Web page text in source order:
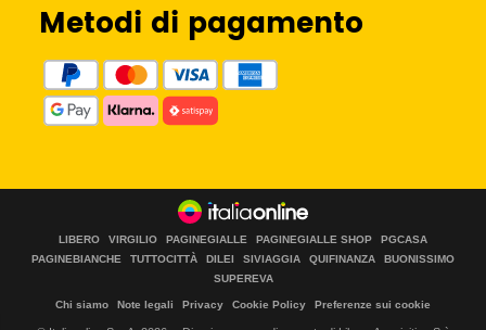
Metodi di pagamento
LIBERO VIRGILIO PAGINEGIALLE PAGINEGIALLE SHOP
PGCASA
PAGINEBIANCHE
TUTTOCITTÀ DILEI SIVIAGGIA QUIFINANZA
BUONISSIMO
SUPEREVA
Chi siamo Note legali Privacy Cookie Policy Preferenze sui cookie